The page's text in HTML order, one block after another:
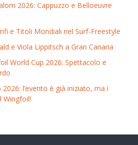
2026: Cappuzzo e Belloeuvre
e Titoli Mondiali nel Surf-Freestyle
e Viola Lippitsch a Gran Canaria
World Cup 2026: Spettacolo e
l’evento è già iniziato, ma i
Wingfoil!